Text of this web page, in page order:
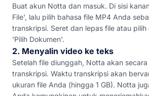
Buat akun Notta dan masuk. Di sisi
File', lalu pilih bahasa file MP4 Anda
transkripsi. Seret dan lepas file atau
'Pilih Dokumen'.
2. Menyalin video ke teks
Setelah file diunggah, Notta akan
transkripsi. Waktu transkripsi akan
ukuran file Anda (hingga 1 GB). Notta